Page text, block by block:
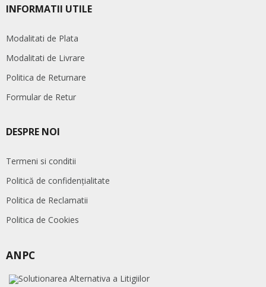
INFORMATII UTILE
Modalitati de Plata
Modalitati de Livrare
Politica de Returnare
Formular de Retur
DESPRE NOI
Termeni si conditii
Politică de confidențialitate
Politica de Reclamatii
Politica de Cookies
ANPC